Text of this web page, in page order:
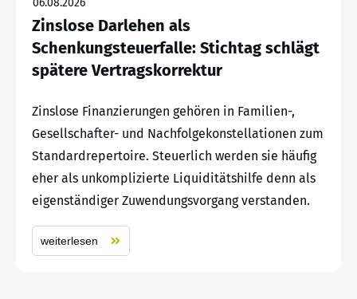
Zinslose Darlehen als
Schenkungsteuerfalle: Stichtag schlägt
spätere Vertragskorrektur
Zinslose Finanzierungen gehören in Familien-,
Gesellschafter- und Nachfolgekonstellationen zum
Standardrepertoire. Steuerlich werden sie häufig
eher als unkomplizierte Liquiditätshilfe denn als
eigenständiger Zuwendungsvorgang verstanden.
weiterlesen